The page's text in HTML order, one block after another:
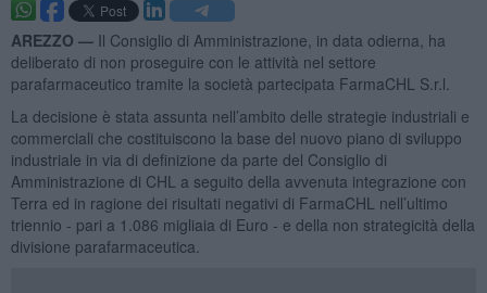
AREZZO — Il Consiglio di Amministrazione, in data odierna, ha
deliberato di non proseguire con le attività nel settore
parafarmaceutico tramite la società partecipata FarmaCHL S.r.l.
La decisione è stata assunta nell’ambito delle strategie industriali e
commerciali che costituiscono la base del nuovo piano di sviluppo
industriale in via di definizione da parte del Consiglio di
Amministrazione di CHL a seguito della avvenuta integrazione con
Terra ed in ragione dei risultati negativi di FarmaCHL nell’ultimo
triennio - pari a 1.086 migliaia di Euro - e della non strategicità della
divisione parafarmaceutica.